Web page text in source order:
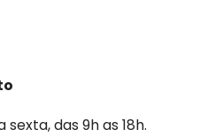
sexta, das 9h as 18h.